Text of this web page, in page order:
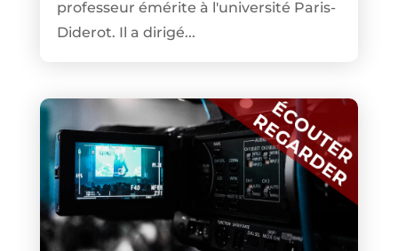
professeur émérite à l'université Paris-
Diderot. Il a dirigé...